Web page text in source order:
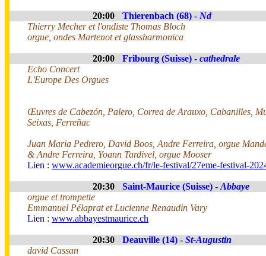
20:00 Thierenbach (68) - Nd
Thierry Mecher et l'ondiste Thomas Bloch
orgue, ondes Martenot et glassharmonica
20:00 Fribourg (Suisse) - cathedrale
Echo Concert
L'Europe Des Orgues
Œuvres de Cabezón, Palero, Correa de Arauxo, Cabanilles,
Seixas, Ferreñac
Juan Maria Pedrero, David Boos, Andre Ferreira, orgue
& Andre Ferreira, Yoann Tardivel, orgue Mooser
Lien : www.academieorgue.ch/fr/le-festival/27eme-festival-
20:30 Saint-Maurice (Suisse) - Abbaye
orgue et trompette
Emmanuel Pélaprat et Lucienne Renaudin Vary
Lien : www.abbayestmaurice.ch
20:30 Deauville (14) - St-Augustin
david Cassan